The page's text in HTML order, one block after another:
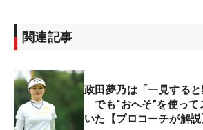
関連記事
政田夢乃は「一見すると
でも“おへそ”を使って
いた【プロコーチが解説